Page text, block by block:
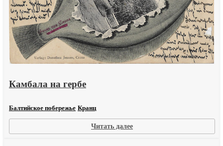
Камбала на гербе
Балтийское побережье Кранц
Читать далее:
Камбала